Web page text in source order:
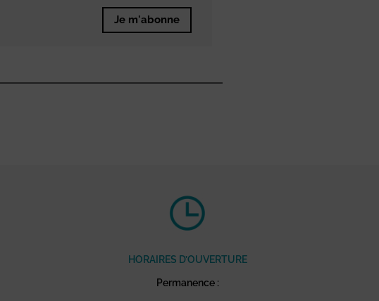
Je m'abonne
HORAIRES D’OUVERTURE
Permanence :